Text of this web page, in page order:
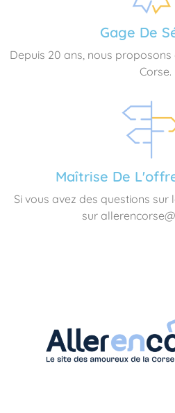
Gage De
Depuis 20 ans, nous
Corse.
Maîtrise De
Si vous avez des questions sur
sur